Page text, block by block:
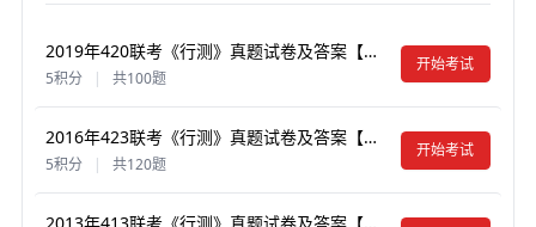
2019年420联考《行测》真题试卷及答案【含解析】（西藏卷）
5积分 | 共100题
开始考试
2016年423联考《行测》真题试卷及答案【含解析】
5积分 共120题
开始考试